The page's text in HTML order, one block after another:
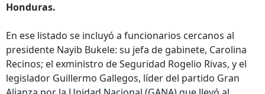
Honduras.
En ese listado se incluyó a funcionarios cercanos al
presidente Nayib Bukele: su jefa de gabinete, Carolina
Recinos; el exministro de Seguridad Rogelio Rivas, y el
legislador Guillermo Gallegos, líder del partido Gran